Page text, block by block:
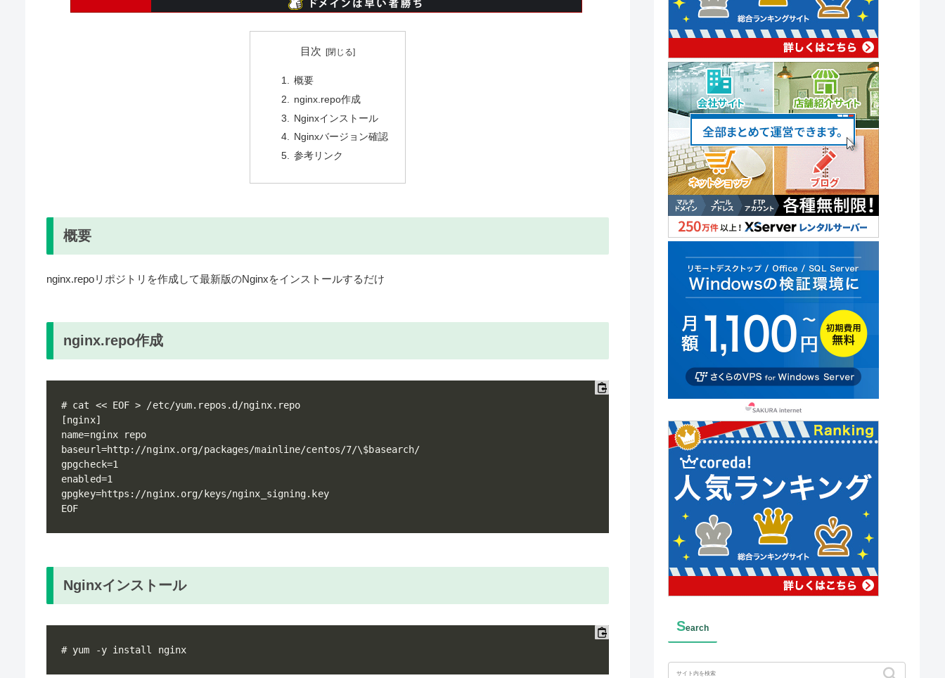
目次
概要
nginx.repo作成
Nginxインストール
Nginxバージョン確認
参考リンク
概要
nginx.repoリポジトリを作成して最新版のNginxをインストールするだけ
nginx.repo作成
# cat << EOF > /etc/yum.repos.d/nginx.repo
[nginx]
name=nginx repo
baseurl=http://nginx.org/packages/mainline/centos/7/\$basearch/
gpgcheck=1
enabled=1
gpgkey=https://nginx.org/keys/nginx_signing.key
Nginxインストール
Search